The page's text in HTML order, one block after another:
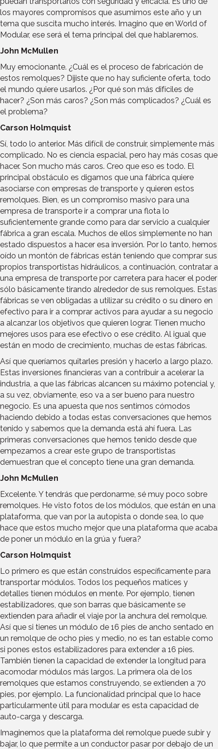
los mayores compromisos que asumimos este año y un
tema que suscita mucho interés. Imagino que en World of
Modular, ese será el tema principal del que hablaremos.
John McMullen
Muy emocionante. ¿Cuál es el proceso de fabricación de
estos remolques? Dijiste que no hay suficiente oferta, todo
el mundo quiere usarlos. ¿Por qué son más difíciles de
hacer? ¿Son más caros? ¿Son más complicados? ¿Cuál es
el problema?
Carson Holmquist
Sí, todo lo anterior. Más difícil de construir, simplemente más
complicado. No es ciencia espacial, pero hay más cosas que
hacer. Son mucho más caros. Creo que eso es todo. El
principal obstáculo es digamos que una fábrica quiere
asociarse con empresas de transporte y quieren estos
remolques. Bien, es un compromiso masivo para una
empresa de transporte ir a comprar una flota lo
suficientemente grande como para dar servicio a cualquier
fábrica a gran escala. Muchos de ellos simplemente no han
estado dispuestos a hacer esa inversión. Por lo tanto, hemos
oído un montón de fábricas están teniendo que comprar sus
propios transportistas hidráulicos, a continuación, contratar a
una empresa de transporte por carretera para hacer el poder
sólo básicamente tirando alrededor de sus remolques. Estas
fábricas se ven obligadas a utilizar su crédito o su dinero en
efectivo para ir a comprar activos para ayudar a su negocio
a alcanzar los objetivos que quieren lograr. Tienen mucho
mejores usos para ese efectivo o ese crédito. Al igual que
están en modo de crecimiento, muchas de estas fábricas.
Así que queríamos quitarles presión y hacerlo a largo plazo.
Estas inversiones financieras van a contribuir a acelerar la
industria, a que las fábricas alcancen su máximo potencial y,
a su vez, obviamente, eso va a ser bueno para nuestro
negocio. Es una apuesta que nos sentimos cómodos
haciendo debido a todas estas conversaciones que hemos
tenido y sabemos que la demanda está ahí fuera. Las
primeras conversaciones que hemos tenido desde que
empezamos a crear este grupo de transportistas
demuestran que el concepto tiene una gran demanda.
John McMullen
Excelente. Y tendrás que perdonarme, sé muy poco sobre
remolques. He visto fotos de los módulos, que están en una
plataforma, que van por la autopista o donde sea, lo que
hace que estos mucho mejor que una plataforma que acaba
de poner un módulo en la grúa y fuera?
Carson Holmquist
Lo primero es que están construidos específicamente para
transportar módulos. Todos los pequeños matices y
detalles tienen módulos en mente. Por ejemplo, tienen
estabilizadores, que son barras que básicamente se
extienden para añadir el viaje por la anchura del remolque.
Así que si tienes un módulo de 16 pies de ancho sentado en
un remolque de ocho pies y medio, no es tan estable como
si pones estos estabilizadores para extender a 16 pies.
También tienen la capacidad de extender la longitud para
acomodar módulos más largos. La primera ola de los
remolques que estamos construyendo, se extienden a 70
pies, por ejemplo. La funcionalidad principal que lo hace
particularmente útil para modular es esta capacidad de
auto-carga y descarga.
Imaginemos que la plataforma del remolque puede subir y
bajar, lo que permite a un conductor pasar por debajo de un